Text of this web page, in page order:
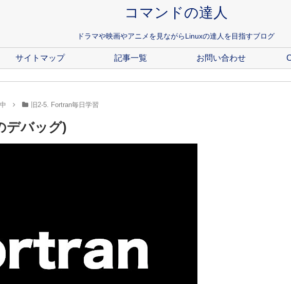
コマンドの達人
ドラマや映画やアニメを見ながらLinuxの達人を目指すブログ
サイトマップ 記事一覧 お問い合わせ
旧2-5. Fortran毎日学習
デバッグ)